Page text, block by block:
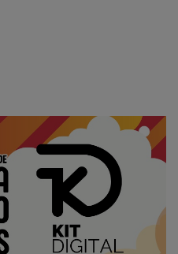
Palbin.com